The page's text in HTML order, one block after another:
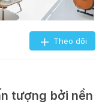
Theo dõi
tượng bởi nền